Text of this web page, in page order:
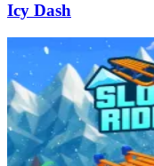
Icy Dash